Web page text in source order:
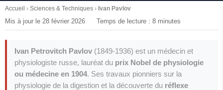
Accueil › Sciences & Techniques › Ivan Pavlov
Mis à jour le 28 février 2026
Temps de lecture : 8 minutes
Ivan Petrovitch Pavlov(1849-1936) est un médecin et
physiologiste russe, lauréat du prix Nobel de physiologie
ou médecine en 1904. Ses travaux pionniers sur la
physiologie de la digestion et la découverte du réflexe